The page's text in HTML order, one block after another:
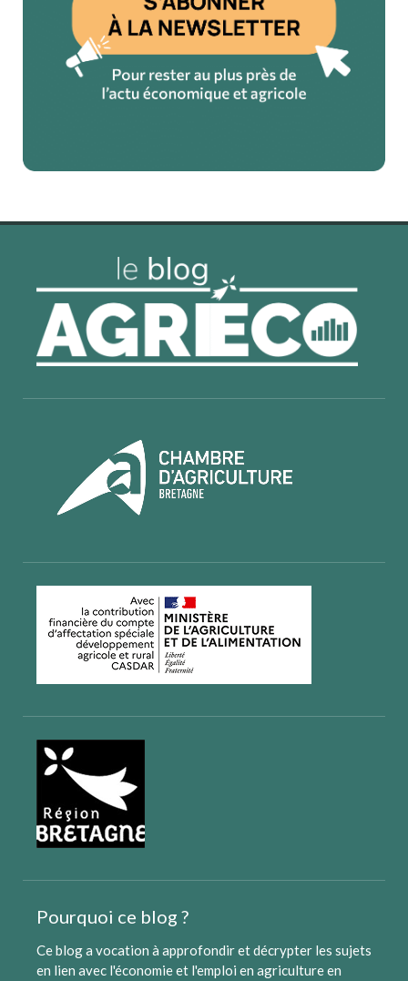
Pourquoi ce blog ?
Ce blog a vocation à approfondir et décrypter les sujets
en lien avec l'économie et l'emploi en agriculture en